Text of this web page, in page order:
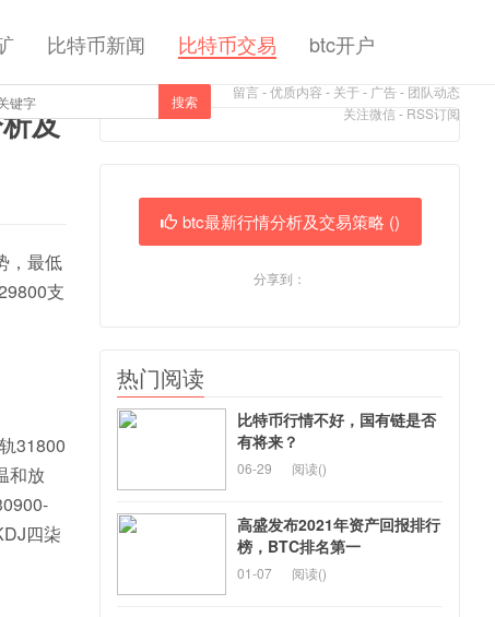
比特币新闻 比特币交易 btc开户
留言-优质内容 - 关于- 广告- 团队动态
关注微信- RSS订阅
搜索
及
，最低
支
31800
和放
四柒
btc最新行情分析及交易策略 ()
分享到：
热门阅读
比特币行情不好，国有链是否
有将来？
06-29 阅读()
高盛发布2021年资产回报排行
榜，BTC排名第一
01-07 阅读()